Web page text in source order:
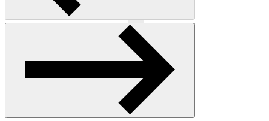
Précédent